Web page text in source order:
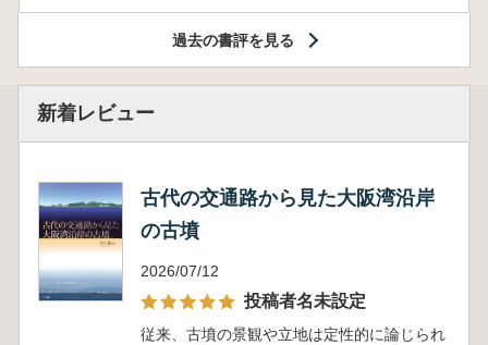
過去の書評を見る
新着レビュー
古代の交通路から見た大阪湾沿岸
の古墳
2026/07/12
投稿者名未設定
従来、古墳の景観や立地は定性的に論じられ